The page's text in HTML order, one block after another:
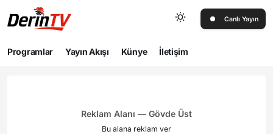
Canlı Yayın
Programlar Yayın Akışı Künye İletişim
Reklam Alanı — Gövde Üst
Bu alana reklam ver